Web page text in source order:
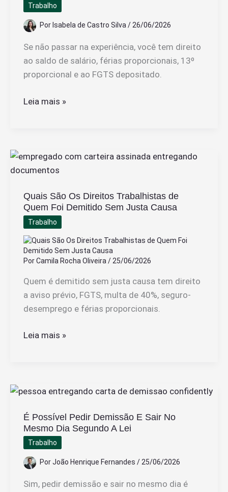
Trabalho
Por Isabela de Castro Silva / 26/06/2026
Se não passar na experiência, você tem direito
ao saldo de salário, férias proporcionais, 13º
proporcional e ao FGTS depositado.
Quais
Direitos
Se
Não
Passei
Na
Experiência
De
Trabalho
Leia mais »
Quais São Os Direitos Trabalhistas de
Quem Foi Demitido Sem Justa Causa
Trabalho
PorCamila Rocha Oliveira / 25/06/2026
Quem é demitido sem justa causa tem direito
a aviso prévio, FGTS, multa de 40%, seguro-
desemprego e férias proporcionais.
Quais
Trabalhistas
Quem
Foi
Demitido
Sem
Justa
Causa
Leia mais »
É Possível Pedir Demissão E Sair No
Mesmo Dia Segundo A Lei
Trabalho
PorJoão Henrique Fernandes / 25/06/2026
Sim, pedir demissão e sair no mesmo dia é